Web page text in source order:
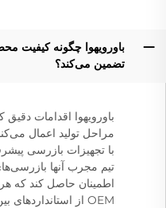
تضمین می‌کند؟
باورویهوا اقدامات دقیق
مراحل تولید اعمال
با تجهیزات بازرسی
تیم مجرب آنها
اطمینان حاصل کند که
OEM از استانداردهای بین‌المللی پیروی می‌کنند.